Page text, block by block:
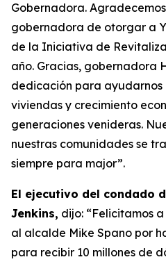
Gobernadora.
gobernadora de otorgar a
de la Iniciativa de
año. Gracias, gobernadora
dedicación para ayudarnos
viviendas y crecimiento
generaciones venideras.
nuestras comunidades se
siempre para major”.
El ejecutivo del condado
Jenkins, dijo: “Felicitamos
al alcalde Mike Spano por
para recibir 10 millones de